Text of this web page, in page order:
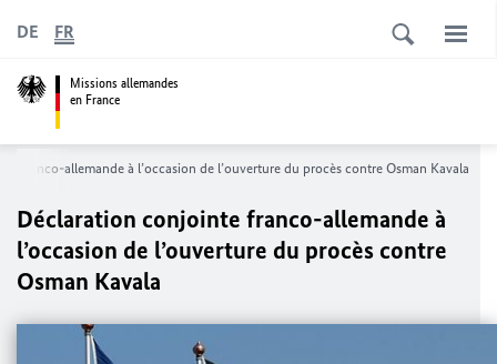
Missions allemandes
en France
DE FR
franco-allemande à l’occasion de l’ouverture du procès contre Osman Kavala
Déclaration conjointe franco-allemande à
l’occasion de l’ouverture du procès contre
Osman Kavala